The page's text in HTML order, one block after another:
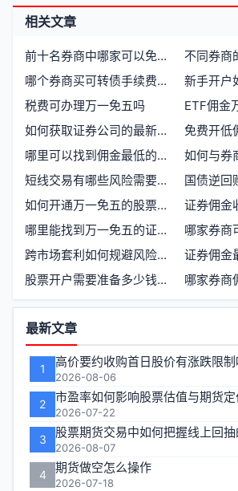
相关文章
前十名券商中哪家可以免五，如何办理开户
哪个券商买可转债手续费最低？如何选择合适的交易平台
税费可办理万一免五吗
如何获取证券公司的最新优惠活动信息
哪里可以找到佣金最低的证券开户渠道
短线交易有哪些风险需要注意
如何开通万一免五的股票交易账户
哪里能找到万一免五的证券券商
跨市场套利如何规避风险与提升收益
股票开户需要准备多少钱才能开始交易
功
能
区
最新文章
1 高价要约收购首日股价有涨跌限制
2026-08-06
2 市盈率如何影响股票估值与期货
2026-07-22
3 股票期货交易中如何把握线上回
2026-08-07
4 期货做空怎么操作
2026-07-18